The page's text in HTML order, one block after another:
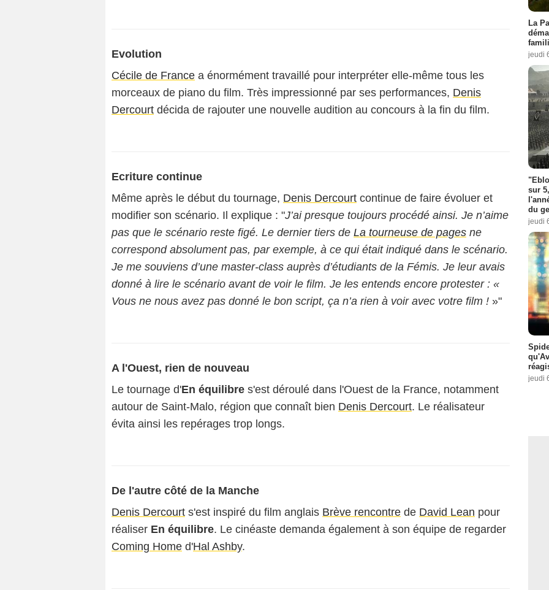
Evolution
Cécile de France a énormément travaillé pour interpréter elle-même tous les
morceaux de piano du film. Très impressionné par ses performances, Denis
Dercourt décida de rajouter une nouvelle audition au concours à la fin du film.
Ecriture continue
Même après le début du tournage, Denis Dercourt continue de faire évoluer et
modifier son scénario. Il explique : "J’ai presque toujours procédé ainsi. Je n’aime
pas que le scénario reste figé. Le dernier tiers de La tourneuse de pages ne
correspond absolument pas, par exemple, à ce qui était indiqué dans le scénario.
Je me souviens d’une master-class auprès d’étudiants de la Fémis. Je leur avais
donné à lire le scénario avant de voir le film. Je les entends encore protester : «
Vous ne nous avez pas donné le bon script, ça n’a rien à voir avec votre film ! »"
A l'Ouest, rien de nouveau
Le tournage d'En équilibre s'est déroulé dans l'Ouest de la France, notamment
autour de Saint-Malo, région que connaît bien Denis Dercourt. Le réalisateur
évita ainsi les repérages trop longs.
De l'autre côté de la Manche
Denis Dercourt s'est inspiré du film anglais Brève rencontre de David Lean pour
réaliser En équilibre. Le cinéaste demanda également à son équipe de regarder
Coming Home d'Hal Ashby.
La
jeudi
sur
du
jeudi
jeudi